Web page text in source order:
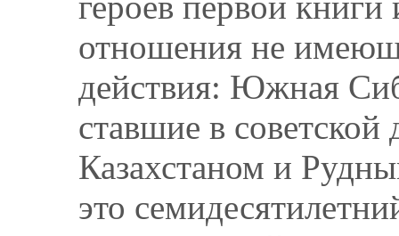
отношения не
действия: Южная
ставшие в
Казахстаном и
это